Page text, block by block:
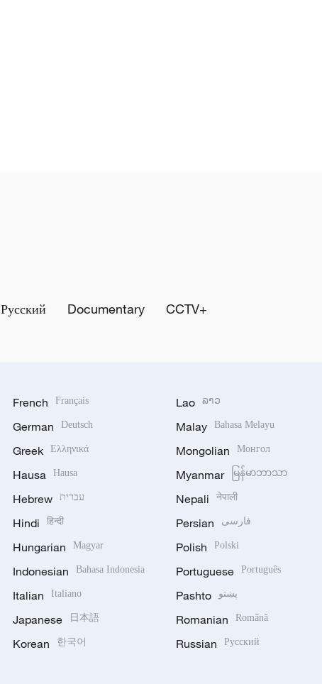
Русский Documentary CCTV+
French Français
German Deutsch
Greek Ελληνικά
Hausa Hausa
Hebrew עברית
Hindi हिन्दी
Hungarian Magyar
Indonesian Bahasa Indonesia
Italian Italiano
Japanese 日本語
Korean 한국어
Lao ລາວ
Malay Bahasa Melayu
Mongolian Монгол
Myanmar မြန်မာဘာသာ
Nepali नेपाली
Persian فارسی
Polish Polski
Portuguese Português
Pashto پښتو
Romanian Română
Russian Русский